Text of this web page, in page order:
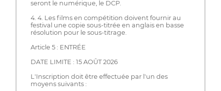
seront le numérique, le DCP.
4. 4. Les films en compétition doivent fournir au
festival une copie sous-titrée en anglais en basse
résolution pour le sous-titrage.
Article 5 : ENTRÉE
DATE LIMITE : 15 AOÛT 2026
L'Inscription doit être effectuée par l'un des
moyens suivants :